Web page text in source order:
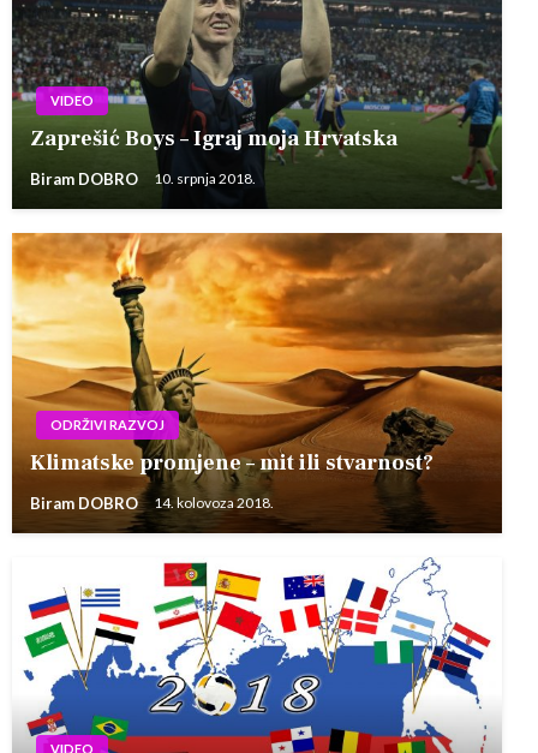
VIDEO
Zaprešić Boys – Igraj moja Hrvatska
Biram DOBRO 10. srpnja 2018.
ODRŽIVI RAZVOJ
Klimatske promjene – mit ili stvarnost?
Biram DOBRO 14. kolovoza 2018.
VIDEO